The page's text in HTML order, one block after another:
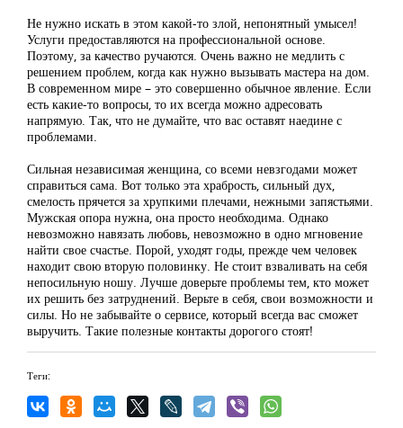
Не нужно искать в этом какой-то злой, непонятный умысел!
Услуги предоставляются на профессиональной основе.
Поэтому, за качество ручаются. Очень важно не медлить с
решением проблем, когда как нужно вызывать мастера на дом.
В современном мире – это совершенно обычное явление. Если
есть какие-то вопросы, то их всегда можно адресовать
напрямую. Так, что не думайте, что вас оставят наедине с
проблемами.
Сильная независимая женщина, со всеми невзгодами может
справиться сама. Вот только эта храбрость, сильный дух,
смелость прячется за хрупкими плечами, нежными запястьями.
Мужская опора нужна, она просто необходима. Однако
невозможно навязать любовь, невозможно в одно мгновение
найти свое счастье. Порой, уходят годы, прежде чем человек
находит свою вторую половинку. Не стоит взваливать на себя
непосильную ношу. Лучше доверьте проблемы тем, кто может
их решить без затруднений. Верьте в себя, свои возможности и
силы. Но не забывайте о сервисе, который всегда вас сможет
выручить. Такие полезные контакты дорогого стоят!
Теги: